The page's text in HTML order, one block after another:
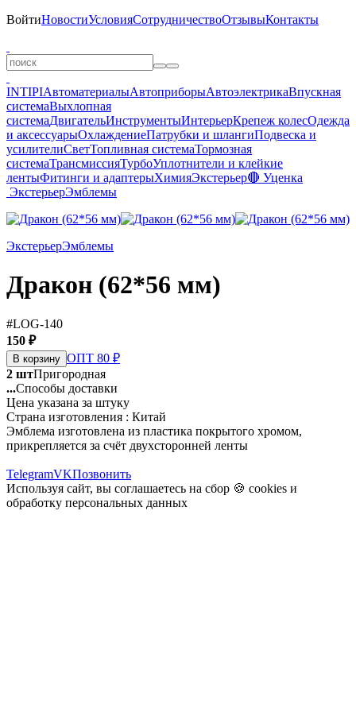
ВойтиНовостиУсловияСотрудничествоОтзывыКонтакты
INTIPIАвтоматериалыАвтоприборыАвтоэлектрикаВпускная
системаВыхлопная
системаДвигательИнструментыИнтерьерКрепеж колесОдежда
и аксессуарыОхлаждениеПатрубки и шлангиПодвеска и
усилителиСветТопливная системаТормозная
системаТрансмиссияТурбоУплотнители и клейкие
лентыФитинги и адаптерыХимияЭкстерьер🔴 Уценка
ЭкстерьерЭмблемы
ЭкстерьерЭмблемы
Дракон (62*56 мм)
#LOG-140
150 ₽
В корзину ОПТ 80 ₽
2 штПригородная
...Способы доставки
Цена указана за штуку
Страна изготовления : Китай
Эмблема изготовлена из пластика покрытого хромом,
прикрепляется за счёт двухсторонней ленты
TelegramVKПозвонить
Используя сайт, вы соглашаетесь на сбор 🍪 cookies и
обработку персональных данных